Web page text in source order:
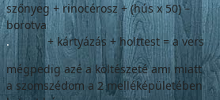
szőnyeg + rinocérosz + (hús x 50) –
borotva
. + kártyázás + holttest = a vers
mégpedig azé a költészeté ami miatt
a szomszédom a 2 melléképületében